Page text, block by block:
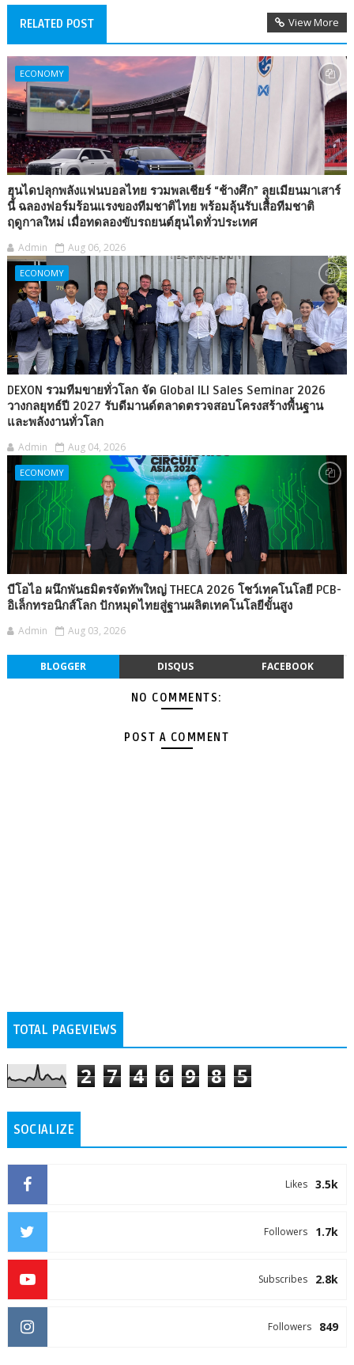
RELATED POST View More
ECONOMY
ฮุนไดปลุกพลังแฟนบอลไทย รวมพลเชียร์ “ช้างศึก” ลุยเมียนมาเสาร์
นี้ ฉลองฟอร์มร้อนแรงของทีมชาติไทย พร้อมลุ้นรับเสื้อทีมชาติ
ฤดูกาลใหม่ เมื่อทดลองขับรถยนต์ฮุนไดทั่วประเทศ
Admin Aug 06, 2026
ECONOMY
DEXON รวมทีมขายทั่วโลก จัด Global ILI Sales Seminar 2026
วางกลยุทธ์ปี 2027 รับดีมานด์ตลาดตรวจสอบโครงสร้างพื้นฐาน
และพลังงานทั่วโลก
Admin Aug 04, 2026
ECONOMY
บีโอไอ ผนึกพันธมิตรจัดทัพใหญ่ THECA 2026 โชว์เทคโนโลยี PCB-
อิเล็กทรอนิกส์โลก ปักหมุดไทยสู่ฐานผลิตเทคโนโลยีขั้นสูง
Admin Aug 03, 2026
BLOGGER DISQUS FACEBOOK
NO COMMENTS:
POST A COMMENT
TOTAL PAGEVIEWS
2 7 4 6 9 8 5
SOCIALIZE
3.5k
Likes
1.7k
Followers
2.8k
Subscribes
849
Followers